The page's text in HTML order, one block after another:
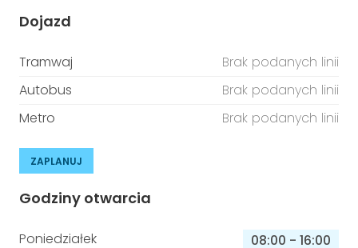
Dojazd
Tramwaj
Brak podanych linii
Autobus
Brak podanych linii
Metro
Brak podanych linii
ZAPLANUJ
Godziny otwarcia
Poniedziałek 08:00 - 16:00